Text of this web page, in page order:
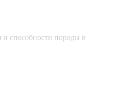
способности породы в